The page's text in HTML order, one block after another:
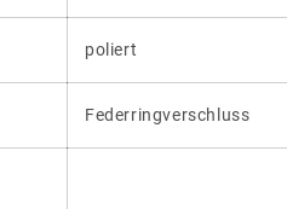
poliert
Federringverschluss